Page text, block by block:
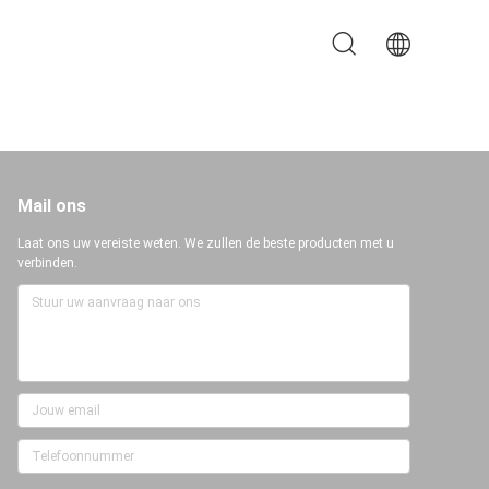
Mail ons
Laat ons uw vereiste weten. We zullen de beste producten met u
verbinden.